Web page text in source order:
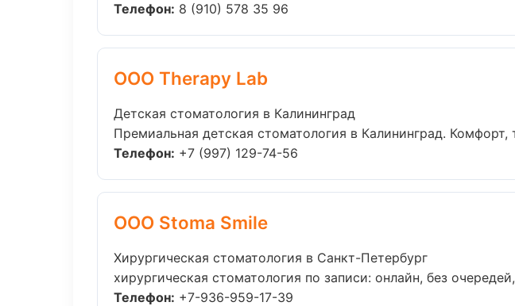
Телефон: 8 (910) 578 35 96
ООО Therapy Lab
Детская стоматология в Калининград
Премиальная детская стоматология в Калининград. Комфорт,
Телефон: +7 (997) 129-74-56
ООО Stoma Smile
Хирургическая стоматология в Санкт-Петербург
хирургическая стоматология по записи: онлайн, без
Телефон: +7-936-959-17-39